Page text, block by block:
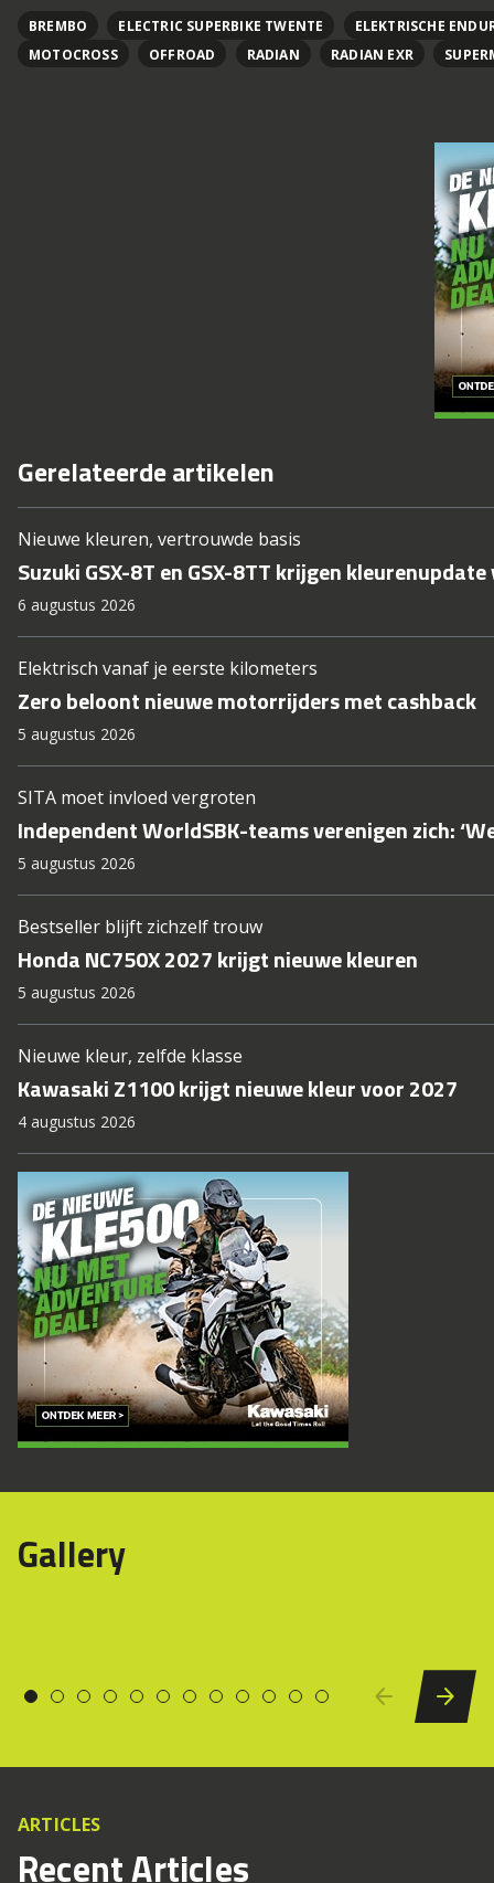
BREMBO ELECTRIC SUPERBIKE TWENTE
ELEKTRISCHE
MOTOCROSS
OFFROAD RADIAN RADIAN EXR
Gerelateerde artikelen
Nieuwe kleuren, vertrouwde basis
Suzuki GSX-8T en GSX-8TT krijgen
6 augustus 2026
Elektrisch vanaf je eerste kilometers
Zero beloont nieuwe motorrijders met cashback
5 augustus 2026
SITA moet invloed vergroten
Independent WorldSBK-teams verenigen zich:
5 augustus 2026
Bestseller blijft zichzelf trouw
Honda NC750X 2027 krijgt nieuwe kleuren
5 augustus 2026
Nieuwe kleur, zelfde klasse
Kawasaki Z1100 krijgt nieuwe kleur voor 2027
4 augustus 2026
Gallery
ARTICLES
Recent Articles